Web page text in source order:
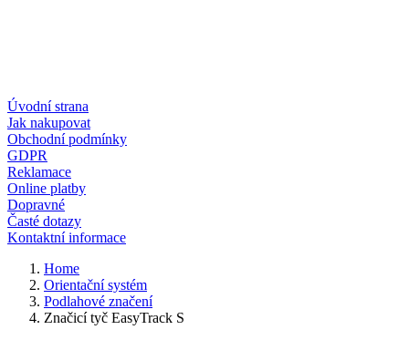
Úvodní strana
Jak nakupovat
Obchodní podmínky
GDPR
Reklamace
Online platby
Dopravné
Časté dotazy
Kontaktní informace
Home
Orientační systém
Podlahové značení
Značicí tyč EasyTrack S